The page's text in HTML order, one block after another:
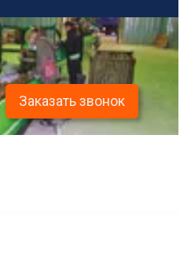
Заказать звонок